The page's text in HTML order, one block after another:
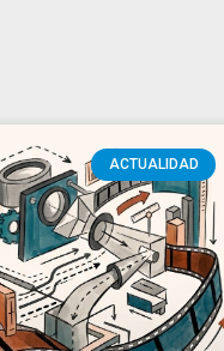
ACTUALIDAD